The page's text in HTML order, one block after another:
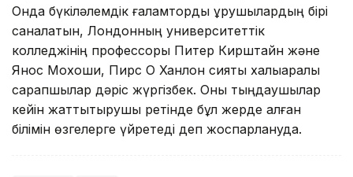
Онда бүкіләлемдік ғаламторды құрушылардың бірі
саналатын, Лондонның университеттік
колледжінің профессоры Питер Кирштайн және
Янос Мохоши, Пирс О Ханлон сияқты халықаралық
сарапшылар дәріс жүргізбек. Оны тыңдаушылар
кейін жаттықтырушы ретінде бұл жерде алған
білімін өзгелерге үйретеді деп жоспарлануда.